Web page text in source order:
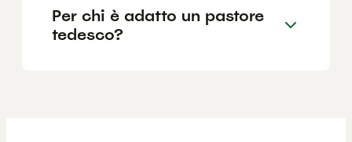
Per chi è adatto un pastore
tedesco?